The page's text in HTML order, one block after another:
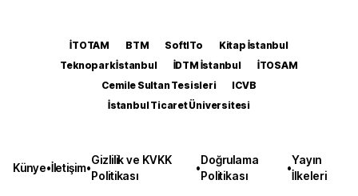
İTOTAM BTM SoftITo
Kitap İstanbul
Teknopark İstanbul
İDTM İstanbul
İTOSAM
Cemile Sultan Tesisleri
ICVB
İstanbul Ticaret Üniversitesi
Künye•İletişim•
Gizlilik ve KVKK
Politikası
•
Doğrulama
Politikası
•
Yayın
İlkeleri